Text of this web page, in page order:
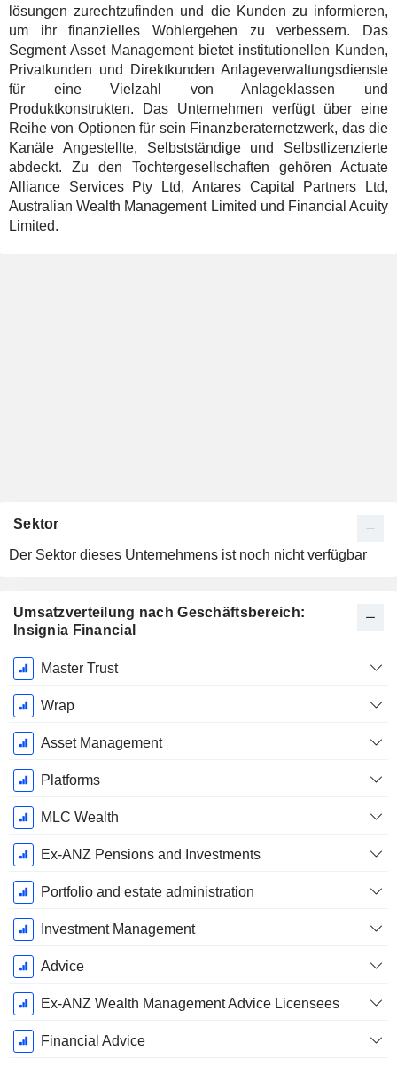
lösungen zurechtzufinden und die Kunden zu informieren,
um ihr finanzielles Wohlergehen zu verbessern. Das
Segment Asset Management bietet institutionellen Kunden,
Privatkunden und Direktkunden Anlageverwaltungsdienste
für eine Vielzahl von Anlageklassen und
Produktkonstrukten. Das Unternehmen verfügt über eine
Reihe von Optionen für sein Finanzberaternetzwerk, das die
Kanäle Angestellte, Selbstständige und Selbstlizenzierte
abdeckt. Zu den Tochtergesellschaften gehören Actuate
Alliance Services Pty Ltd, Antares Capital Partners Ltd,
Australian Wealth Management Limited und Financial Acuity
Limited.
Umsatzverteilung nach Geschäftsbereich:
Insignia Financial
Ende d.
Geschäftsjahres:
Juni
Master Trust
Wrap
Asset Management
Platforms
MLC Wealth
Ex-ANZ Pensions and Investments
Portfolio and estate administration
Investment Management
Advice
Ex-ANZ Wealth Management Advice Licensees
Financial Advice
Sektor
Der Sektor dieses Unternehmens ist noch nicht verfügbar